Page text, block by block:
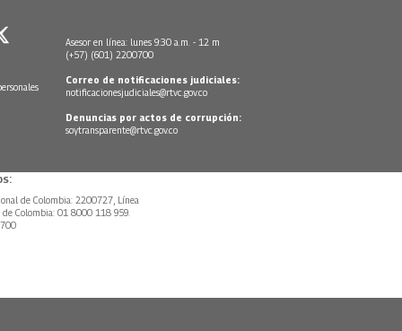
Asesor en línea: lunes 9:30 a.m. - 12 m
(+57) (601) 2200700
Correo de notificaciones judiciales:
notificacionesjudiciales@rtvc.gov.co
Denuncias por actos de corrupción:
soytransparente@rtvc.gov.co
de Colombia: 2200727, Línea
Colombia: 01 8000 118 959.